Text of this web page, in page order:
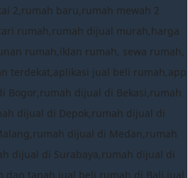
2,rumah baru,rumah mewah 2
rumah,rumah dijual murah,harga
rumah,iklan rumah, sewa rumah,
terdekat,aplikasi jual beli rumah,app
Bogor,rumah dijual di Bekasi,rumah
dijual di Depok,rumah dijual di
dijual di Medan,rumah
dijual di Surabaya,rumah dijual di
dan tanah,jual beli rumah di Bali,jual